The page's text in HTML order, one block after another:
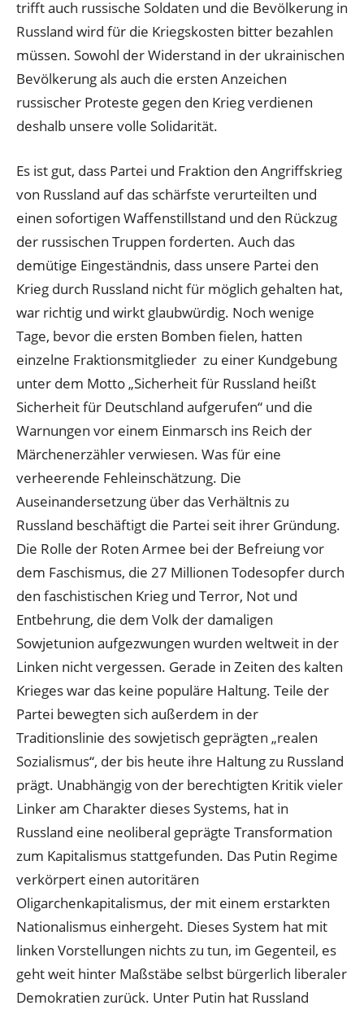
trifft auch russische Soldaten und die Bevölkerung in
Russland wird für die Kriegskosten bitter bezahlen
müssen. Sowohl der Widerstand in der ukrainischen
Bevölkerung als auch die ersten Anzeichen
russischer Proteste gegen den Krieg verdienen
deshalb unsere volle Solidarität.
Es ist gut, dass Partei und Fraktion den Angriffskrieg
von Russland auf das schärfste verurteilten und
einen sofortigen Waffenstillstand und den Rückzug
der russischen Truppen forderten. Auch das
demütige Eingeständnis, dass unsere Partei den
Krieg durch Russland nicht für möglich gehalten hat,
war richtig und wirkt glaubwürdig. Noch wenige
Tage, bevor die ersten Bomben fielen, hatten
einzelne Fraktionsmitglieder zu einer Kundgebung
unter dem Motto „Sicherheit für Russland heißt
Sicherheit für Deutschland aufgerufen“ und die
Warnungen vor einem Einmarsch ins Reich der
Märchenerzähler verwiesen. Was für eine
verheerende Fehleinschätzung. Die
Auseinandersetzung über das Verhältnis zu
Russland beschäftigt die Partei seit ihrer Gründung.
Die Rolle der Roten Armee bei der Befreiung vor
dem Faschismus, die 27 Millionen Todesopfer durch
den faschistischen Krieg und Terror, Not und
Entbehrung, die dem Volk der damaligen
Sowjetunion aufgezwungen wurden weltweit in der
Linken nicht vergessen. Gerade in Zeiten des kalten
Krieges war das keine populäre Haltung. Teile der
Partei bewegten sich außerdem in der
Traditionslinie des sowjetisch geprägten „realen
Sozialismus“, der bis heute ihre Haltung zu Russland
prägt. Unabhängig von der berechtigten Kritik vieler
Linker am Charakter dieses Systems, hat in
Russland eine neoliberal geprägte Transformation
zum Kapitalismus stattgefunden. Das Putin Regime
verkörpert einen autoritären
Oligarchenkapitalismus, der mit einem erstarkten
Nationalismus einhergeht. Dieses System hat mit
linken Vorstellungen nichts zu tun, im Gegenteil, es
geht weit hinter Maßstäbe selbst bürgerlich liberaler
Demokratien zurück. Unter Putin hat Russland